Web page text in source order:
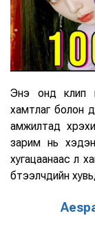
Энэ онд клип
хамтлаг болон
амжилтад
зарим нь
хугацаанаас үл
бүтээлчдийн